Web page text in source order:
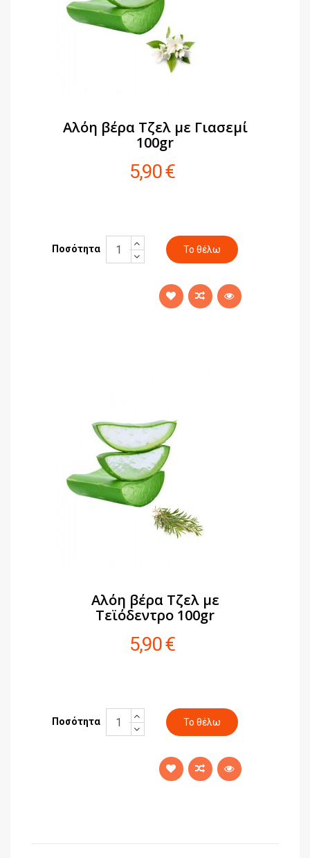
Αλόη βέρα Τζελ με Γιασεμί
100gr
5,90 €
Ποσότητα
Αλόη βέρα Τζελ με
Τεϊόδεντρο 100gr
5,90 €
Ποσότητα